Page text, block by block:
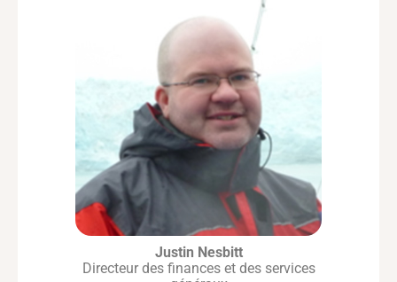
Justin Nesbitt
Directeur des finances et des services